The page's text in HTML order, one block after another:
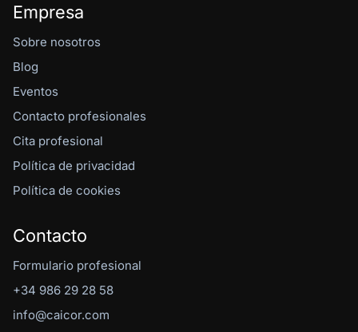
Empresa
Sobre nosotros
Blog
Eventos
Contacto profesionales
Cita profesional
Política de privacidad
Política de cookies
Contacto
Formulario profesional
+34 986 29 28 58
info@caicor.com